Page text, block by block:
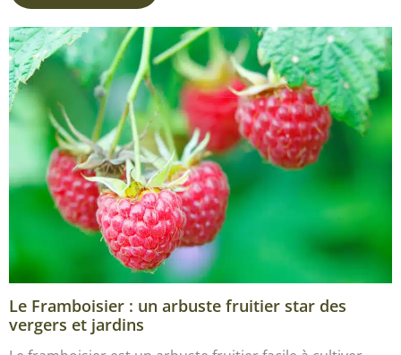
Le Framboisier : un arbuste fruitier star des
vergers et jardins